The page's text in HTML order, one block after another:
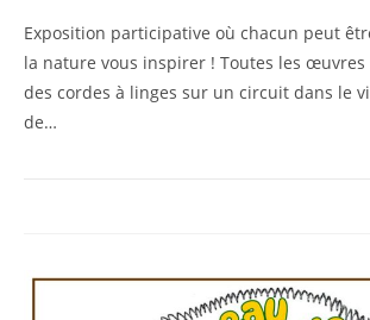
Exposition participative où chacun peut
la nature vous inspirer ! Toutes les œuvres
des cordes à linges sur un circuit dans le
de…